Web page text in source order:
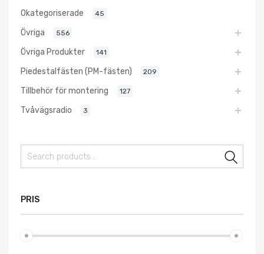
Okategoriserade 45
Övriga 556
Övriga Produkter 141
Piedestalfästen (PM-fästen) 209
Tillbehör för montering 127
Tvåvägsradio 3
PRIS